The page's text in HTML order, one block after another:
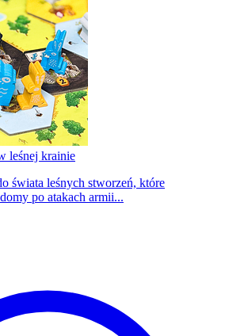
leśnej krainie
świata leśnych stworzeń, które
po atakach armii...